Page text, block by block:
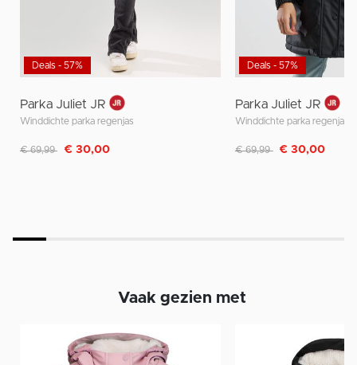
Deals - 57%
Parka Juliet JR
Winddichte parka regenjas
Afgeprijsd van
€ 69,99 naar
€ 30,00
Deals - 57%
Parka Juliet JR
Winddichte parka regenjas
Afgeprijsd van
€ 69,99 naar
€ 30,00
Vaak gezien met